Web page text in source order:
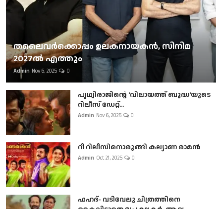
തലൈവര്‍ക്കൊപ്പം ഉലകനായകന്‍, സിനിമ
2027ല്‍ എത്തും
Admin Nov 6, 2025 0
പൃഥ്വിരാജിന്റെ 'വിലായത്ത് ബുദ്ധ'യുടെ
റിലീസ് ഡേറ്റ്...
Admin Nov 6, 2025 0
റീ റിലീസിനൊരുങ്ങി കല്യാണ രാമൻ
Admin Oct 21, 2025 0
ഫഹദ്- വടിവേലു ചിത്രത്തിനെ